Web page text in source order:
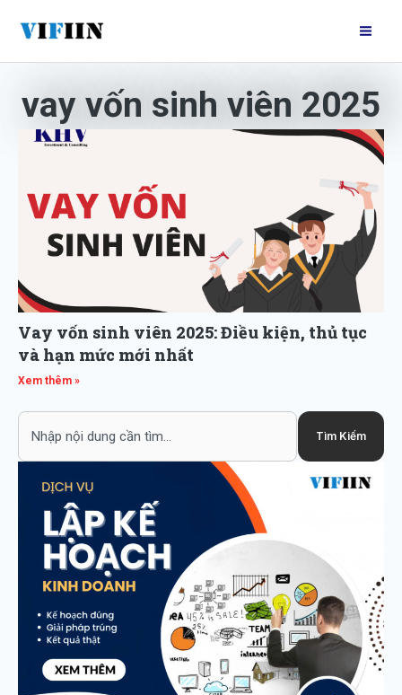
nội
vay vốn sinh viên 2025
Vay vốn sinh viên 2025: Điều kiện, thủ tục
và hạn mức mới nhất
Xem thêm »
Tìm Kiếm